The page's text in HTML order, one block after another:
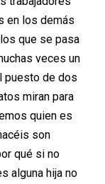
en los demás
que se pasa
veces un
puesto de dos
miran para
quien es
son
qué si no
alguna hija no